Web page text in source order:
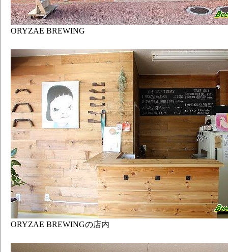
ORYZAE BREWING
ORYZAE BREWINGの店内